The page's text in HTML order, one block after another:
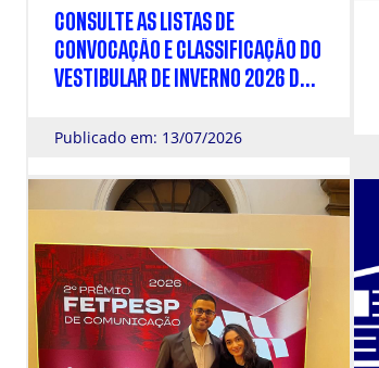
CONSULTE AS LISTAS DE
CONVOCAÇÃO E CLASSIFICAÇÃO DO
VESTIBULAR DE INVERNO 2026 DA
Publicado em: 13/07/2026